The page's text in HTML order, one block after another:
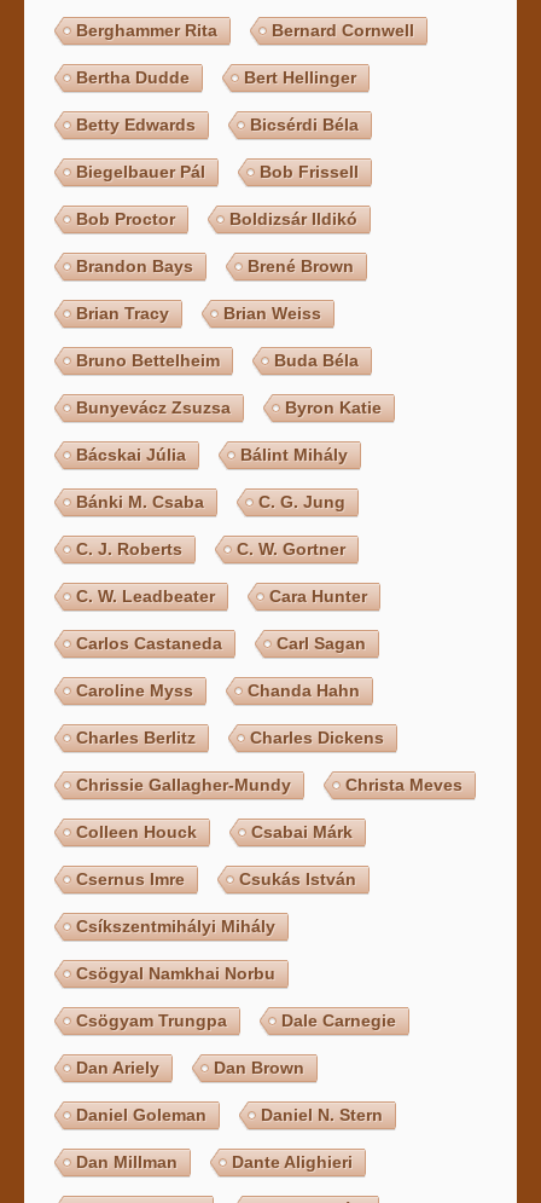
Berghammer Rita Bernard Cornwell
Bertha Dudde Bert Hellinger
Betty Edwards Bicsérdi Béla
Biegelbauer Pál Bob Frissell
Bob Proctor Boldizsár Ildikó
Brandon Bays Brené Brown
Brian Tracy Brian Weiss
Bruno Bettelheim Buda Béla
Bunyevácz Zsuzsa Byron Katie
Bácskai Júlia Bálint Mihály
Bánki M. Csaba C. G. Jung
C. J. Roberts C. W. Gortner
C. W. Leadbeater Cara Hunter
Carlos Castaneda Carl Sagan
Caroline Myss Chanda Hahn
Charles Berlitz Charles Dickens
Chrissie Gallagher-Mundy Christa Meves
Colleen Houck Csabai Márk
Csernus Imre Csukás István
Csíkszentmihályi Mihály
Csögyal Namkhai Norbu
Csögyam Trungpa Dale Carnegie
Dan Ariely Dan Brown
Daniel Goleman Daniel N. Stern
Dan Millman Dante Alighieri